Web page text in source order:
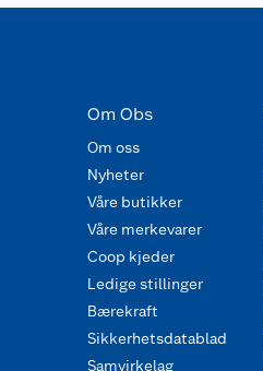
Om Obs
Om oss
Nyheter
Våre butikker
Våre merkevarer
Coop kjeder
Ledige stillinger
Bærekraft
Sikkerhetsdatablad
Samvirkelag